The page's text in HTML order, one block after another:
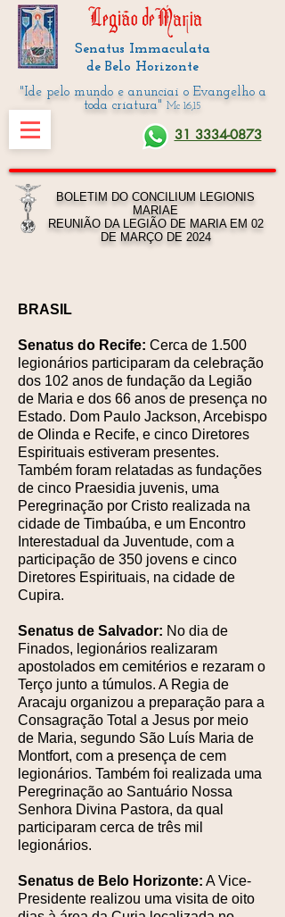
Senatus Immaculata
de Belo Horizonte
"Ide pelo mundo e anunciai o Evangelho a
toda criatura" Mc 16,15
31 3334-0873
BOLETIM DO CONCILIUM LEGIONIS
MARIAE
REUNIÃO DA LEGIÃO DE MARIA EM 02
DE MARÇO DE 2024
BRASIL
Senatus do Recife: Cerca de 1.500
legionários participaram da celebração
dos 102 anos de fundação da Legião
de Maria e dos 66 anos de presença no
Estado. Dom Paulo Jackson, Arcebispo
de Olinda e Recife, e cinco Diretores
Espirituais estiveram presentes.
Também foram relatadas as fundações
de cinco Praesidia juvenis, uma
Peregrinação por Cristo realizada na
cidade de Timbaúba, e um Encontro
Interestadual da Juventude, com a
participação de 350 jovens e cinco
Diretores Espirituais, na cidade de
Cupira.
Senatus de Salvador: No dia de
Finados, legionários realizaram
apostolados em cemitérios e rezaram o
Terço junto a túmulos. A Regia de
Aracaju organizou a preparação para a
Consagração Total a Jesus por meio
de Maria, segundo São Luís Maria de
Montfort, com a presença de cem
legionários. Também foi realizada uma
Peregrinação ao Santuário Nossa
Senhora Divina Pastora, da qual
participaram cerca de três mil
legionários.
Senatus de Belo Horizonte: A Vice-
Presidente realizou uma visita de oito